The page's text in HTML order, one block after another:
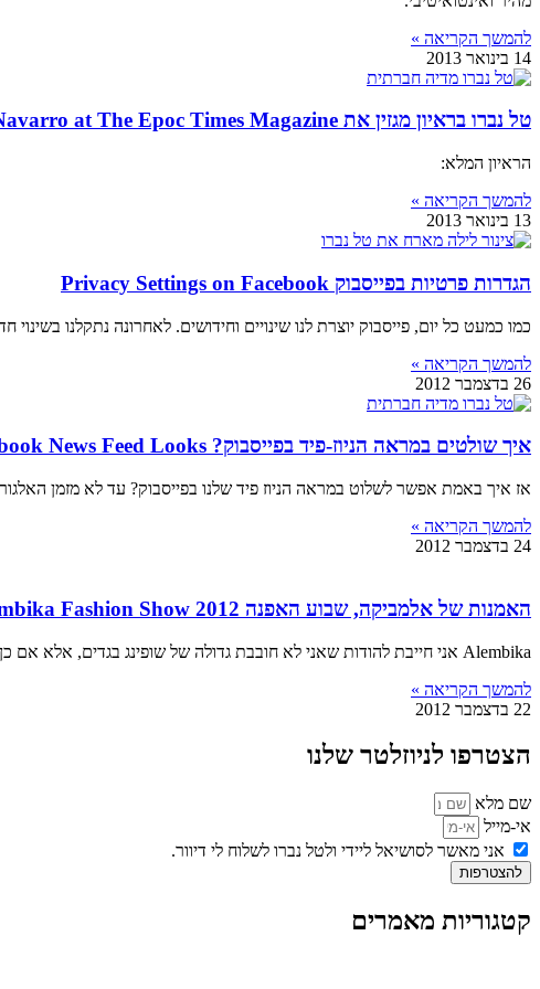
להמשך הקריאה »
14 בינואר 2013
טל נברו בראיון מגזין את Tal Navarro at The Epoc Times Magazine
הראיון המלא:
להמשך הקריאה »
13 בינואר 2013
הגדרות פרטיות בפייסבוק Privacy Settings on Facebook
כמו כמעט כל יום, פייסבוק יוצרת לנו שינויים וחידושים. לאחרונה נתקלנו
להמשך הקריאה »
26 בדצמבר 2012
איך שולטים במראה הניוז-פיד בפייסבוק? Facebook News Feed Looks
אז איך באמת אפשר לשלוט במראה הניוז פיד שלנו בפייסבוק? עד לא מזמן
להמשך הקריאה »
24 בדצמבר 2012
האמנות של אלמביקה, שבוע האפנה 2012 Alembika Fashion Show
Alembika אני חייבת להודות שאני לא חובבת גדולה של שופינג בגדים, אלא אם כן זה מכנס גלישה חדש או לייקרה חדשה לימים קרים יותר במים.
להמשך הקריאה »
22 בדצמבר 2012
הצטרפו לניוזלטר שלנו
שם מלא
אי-מייל
אני מאשר לסושיאל ליידי ולטל נברו לשלוח לי דיוור.
להצטרפות
קטגוריות מאמרים